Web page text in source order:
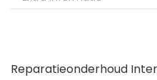
Reparatieonderhoud